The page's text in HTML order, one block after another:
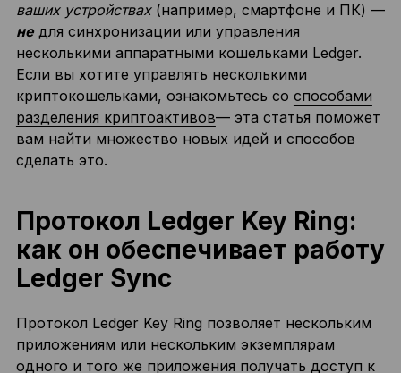
ваших устройствах(например, смартфоне и ПК) —
недля синхронизации или управления
несколькими аппаратными кошельками Ledger.
Если вы хотите управлять несколькими
криптокошельками, ознакомьтесь со способами
разделения криптоактивов— эта статья поможет
вам найти множество новых идей и способов
сделать это.
Протокол Ledger Key Ring:
как он обеспечивает работу
Ledger Sync
Протокол Ledger Key Ring позволяет нескольким
приложениям или нескольким экземплярам
одного и того же приложения получать доступ к